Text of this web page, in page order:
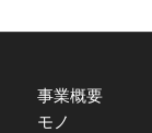
事業概要
モノ